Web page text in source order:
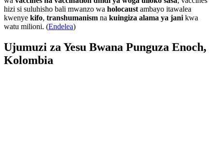
hizi si suluhisho bali mwanzo wa holocaust ambayo itawalea
kwenye kifo, transhumanism na kuingiza alama ya jani kwa
watu milioni. (Endelea)
Ujumuzi za Yesu Bwana Punguza Enoch,
Kolombia